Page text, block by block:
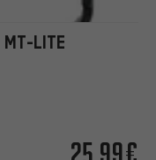
MT-LITE